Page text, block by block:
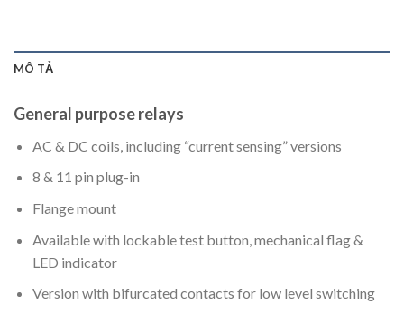
MÔ TẢ
General purpose relays
AC & DC coils, including “current sensing” versions
8 & 11 pin plug-in
Flange mount
Available with lockable test button, mechanical flag &
LED indicator
Version with bifurcated contacts for low level switching